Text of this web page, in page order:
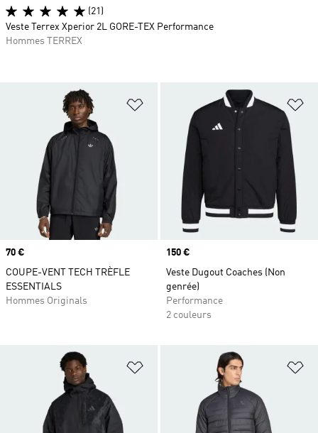
Ajouter à la Liste de produits
Prix
70 €
COUPE-VENT TECH TRÈFLE
ESSENTIALS
Hommes Originals
Prix
150 €
Veste Dugout Coaches (Non
genrée)
Performance
2 couleurs
Ajouter à la Liste de produits
(21)
Veste Terrex Xperior 2L GORE-TEX Performance
Hommes TERREX